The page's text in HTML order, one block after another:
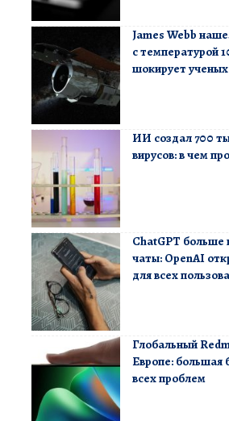
James Webb
с температурой
шокирует ученых
ИИ создал 700
вирусов: в чем
ChatGPT больше
чаты: OpenAI
для всех
Глобальный
Европе: большая
всех проблем